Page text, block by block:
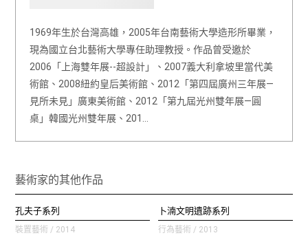
1969年生於台灣高雄，2005年台南藝術大學造形所畢業，
現為國立台北藝術大學專任助理教授。作品曾受邀於
2006「上海雙年展--超設計」、2007義大利拿坡里當代美
術館、2008紐約皇后美術館、2012「第四屆廣州三年展—
見所未見」廣東美術館、2012「第九屆光州雙年展—圓
桌」韓國光州雙年展、201…
藝術家的其他作品
孔夫子系列
裝置藝術 / 2014
卜湳文明遺跡系列
行為藝術 / 2013